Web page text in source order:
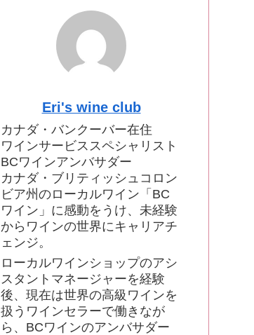
Eri's wine club
カナダ・バンクーバー在住
ワインサービススペシャリスト
BCワインアンバサダー
カナダ・ブリティッシュコロン
ビア州のローカルワイン「BC
ワイン」に感動をうけ、未経験
からワインの世界にキャリアチ
ェンジ。
ローカルワインショップのアシ
スタントマネージャーを経験
後、現在は世界の高級ワインを
扱うワインセラーで働きなが
ら、BCワインのアンバサダー